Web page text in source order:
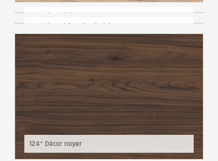
097 Décor chêne Havane
123 Décor chêne de Virginie
124* Décor noyer